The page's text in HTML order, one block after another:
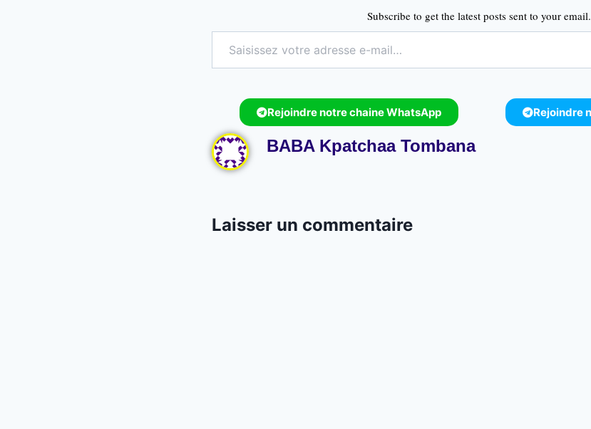
Subscribe to get the latest posts sent to your email.
Rejoindre notre chaine WhatsApp Rejoindre
BABA Kpatchaa Tombana
Laisser un commentaire